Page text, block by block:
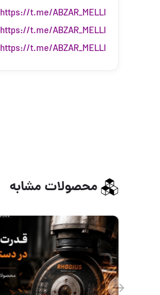
https://t.me/ABZAR_MELLI
https://t.me/ABZAR_MELLI
https://t.me/ABZAR_MELLI
محصولات مشابه